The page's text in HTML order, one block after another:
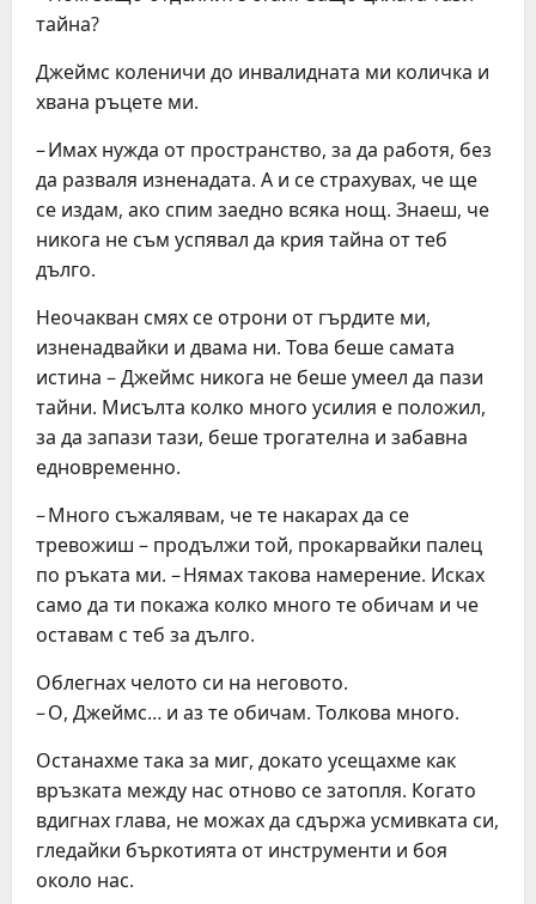
тайна?
Джеймс коленичи до инвалидната ми количка и
хвана ръцете ми.
– Имах нужда от пространство, за да работя, без
да разваля изненадата. А и се страхувах, че ще
се издам, ако спим заедно всяка нощ. Знаеш, че
никога не съм успявал да крия тайна от теб
дълго.
Неочакван смях се отрони от гърдите ми,
изненадвайки и двама ни. Това беше самата
истина – Джеймс никога не беше умеел да пази
тайни. Мисълта колко много усилия е положил,
за да запази тази, беше трогателна и забавна
едновременно.
– Много съжалявам, че те накарах да се
тревожиш – продължи той, прокарвайки палец
по ръката ми. – Нямах такова намерение. Исках
само да ти покажа колко много те обичам и че
оставам с теб за дълго.
Облегнах челото си на неговото.
– О, Джеймс… и аз те обичам. Толкова много.
Останахме така за миг, докато усещахме как
връзката между нас отново се затопля. Когато
вдигнах глава, не можах да сдържа усмивката си,
гледайки бъркотията от инструменти и боя
около нас.